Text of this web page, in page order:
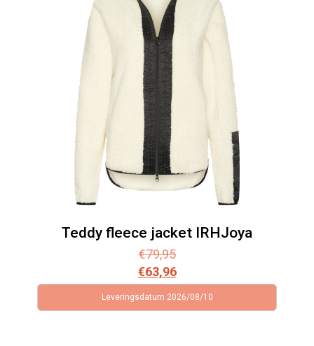
Teddy fleece jacket IRHJoya
€79,95
€63,96
Leveringsdatum 2026/08/10